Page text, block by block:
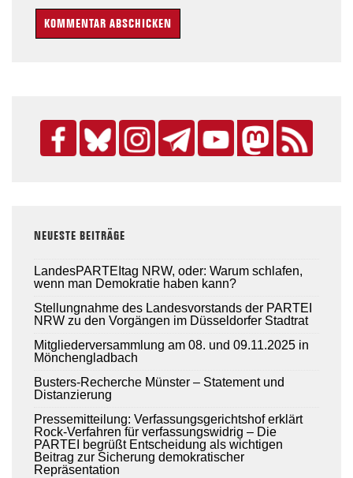
NEUESTE BEITRÄGE
LandesPARTEItag NRW, oder: Warum schlafen,
wenn man Demokratie haben kann?
Stellungnahme des Landesvorstands der PARTEI
NRW zu den Vorgängen im Düsseldorfer Stadtrat
Mitgliederversammlung am 08. und 09.11.2025 in
Mönchengladbach
Busters-Recherche Münster – Statement und
Distanzierung
Pressemitteilung: Verfassungsgerichtshof erklärt
Rock-Verfahren für verfassungswidrig – Die
PARTEI begrüßt Entscheidung als wichtigen
Beitrag zur Sicherung demokratischer
Repräsentation